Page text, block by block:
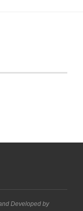
Developed by